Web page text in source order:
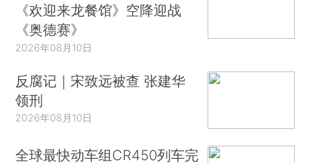
《欢迎来龙餐馆》空降迎战
《奥德赛》
2026年08月10日
反腐记｜宋致远被查 张建华
领刑
2026年08月10日
全球最快动车组CR450列车完